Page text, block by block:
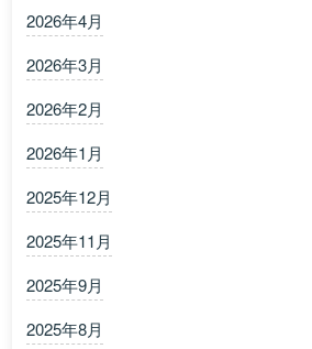
2026年4月
2026年3月
2026年2月
2026年1月
2025年12月
2025年11月
2025年9月
2025年8月